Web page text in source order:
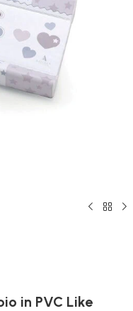
in PVC Like